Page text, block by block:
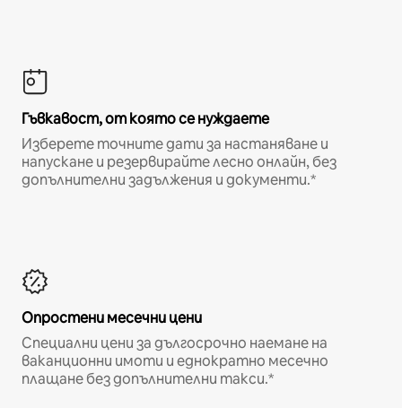
Гъвкавост, от която се нуждаете
Изберете точните дати за настаняване и
напускане и резервирайте лесно онлайн, без
допълнителни задължения и документи.*
Опростени месечни цени
Специални цени за дългосрочно наемане на
ваканционни имоти и еднократно месечно
плащане без допълнителни такси.*